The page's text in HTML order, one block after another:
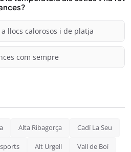
llocs calorosos i de platja
com sempre
Alta Ribagorça Cadí La Seu
Alt Urgell Vall de Boí